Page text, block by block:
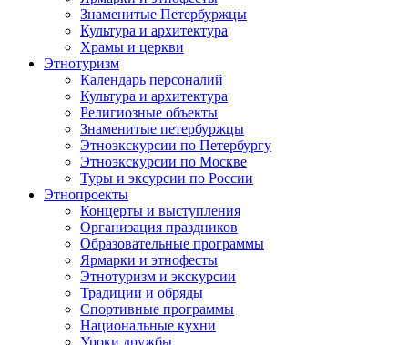
Знаменитые Петербуржцы
Культура и архитектура
Храмы и церкви
Этнотуризм
Календарь персоналий
Культура и архитектура
Религиозные объекты
Знаменитые петербуржцы
Этноэкскурсии по Петербургу
Этноэкскурсии по Москве
Туры и эксурсии по России
Этнопроекты
Концерты и выступления
Организация праздников
Образовательные программы
Ярмарки и этнофесты
Этнотуризм и экскурсии
Традиции и обряды
Спортивные программы
Национальные кухни
Уроки дружбы